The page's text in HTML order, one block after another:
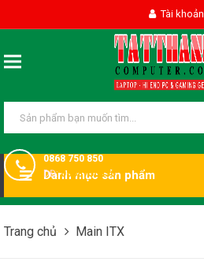
Tài khoản
0868 750 850
DĐ:0868750850
Danh mục sản phẩm
Trang chủ Main ITX